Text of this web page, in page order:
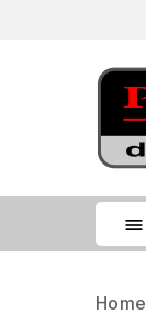

Home